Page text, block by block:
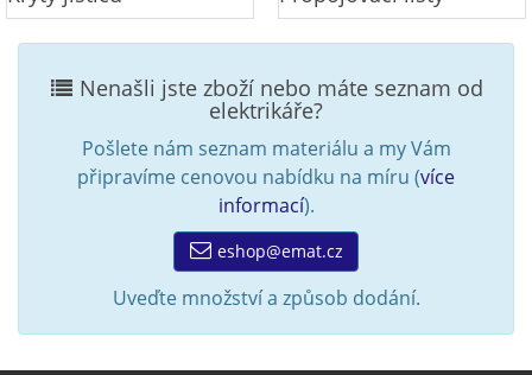
Nenašli jste zboží nebo máte seznam od
elektrikáře?
Pošlete nám seznam materiálu a my Vám
připravíme cenovou nabídku na míru (více
informací).
eshop@emat.cz
Uveďte množství a způsob dodání.